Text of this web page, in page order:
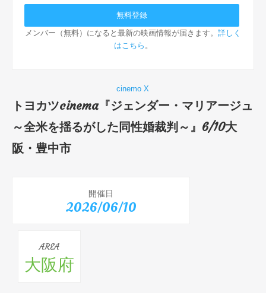
メンバー（無料）になると最新の映画情報が届きます。 詳しく
はこちら 。
cinemo X
トヨカツcinema『ジェンダー・マリアージュ
～全米を揺るがした同性婚裁判～』6/10大
阪・豊中市
開催日
2026/06/10
AREA
大阪府